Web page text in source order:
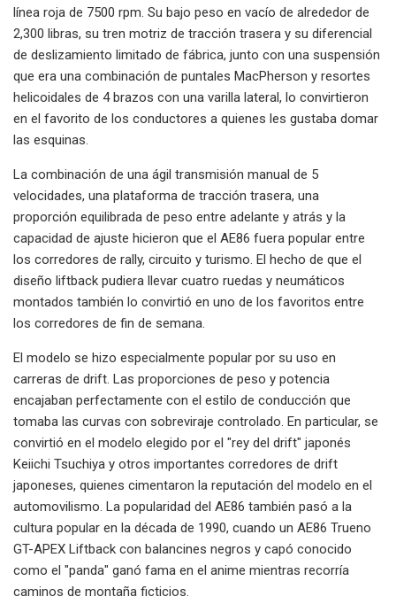
línea roja de 7500 rpm. Su bajo peso en vacío de alrededor de
2,300 libras, su tren motriz de tracción trasera y su diferencial
de deslizamiento limitado de fábrica, junto con una suspensión
que era una combinación de puntales MacPherson y resortes
helicoidales de 4 brazos con una varilla lateral, lo convirtieron
en el favorito de los conductores a quienes les gustaba domar
las esquinas.
La combinación de una ágil transmisión manual de 5
velocidades, una plataforma de tracción trasera, una
proporción equilibrada de peso entre adelante y atrás y la
capacidad de ajuste hicieron que el AE86 fuera popular entre
los corredores de rally, circuito y turismo. El hecho de que el
diseño liftback pudiera llevar cuatro ruedas y neumáticos
montados también lo convirtió en uno de los favoritos entre
los corredores de fin de semana.
El modelo se hizo especialmente popular por su uso en
carreras de drift. Las proporciones de peso y potencia
encajaban perfectamente con el estilo de conducción que
tomaba las curvas con sobreviraje controlado. En particular, se
convirtió en el modelo elegido por el "rey del drift" japonés
Keiichi Tsuchiya y otros importantes corredores de drift
japoneses, quienes cimentaron la reputación del modelo en el
automovilismo. La popularidad del AE86 también pasó a la
cultura popular en la década de 1990, cuando un AE86 Trueno
GT-APEX Liftback con balancines negros y capó conocido
como el "panda" ganó fama en el anime mientras recorría
caminos de montaña ficticios.